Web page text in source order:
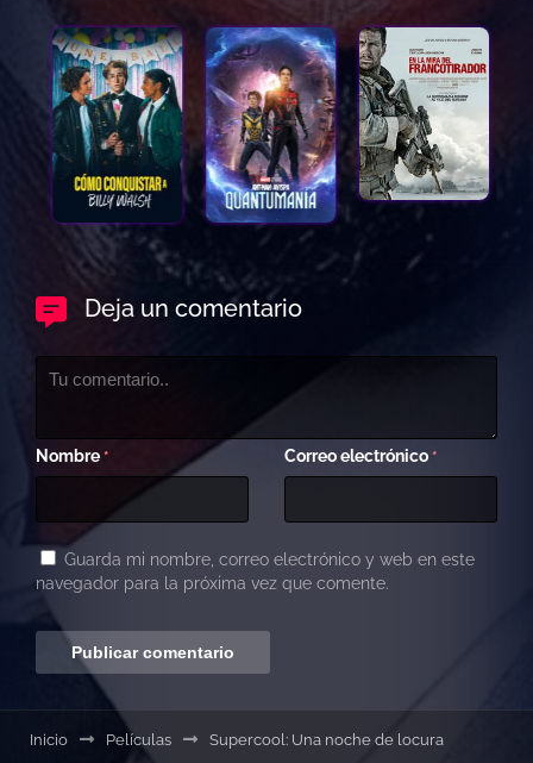
Deja un comentario
Nombre * Correo electrónico *
Guarda mi nombre, correo electrónico y web en este
navegador para la próxima vez que comente.
Inicio Películas Supercool: Una noche de locura